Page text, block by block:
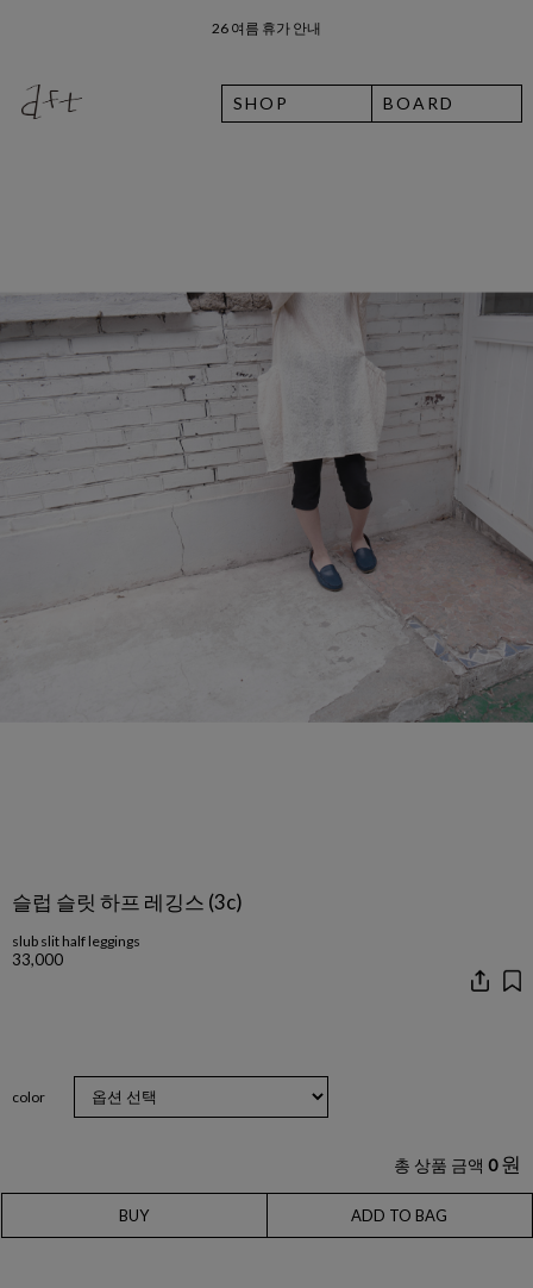
8월 7일 금요일 입고예정일 안내
SHOP BOARD
슬럽 슬릿 하프 레깅스 (3c)
slub slit half leggings
33,000
color
총 상품 금액 0 원
BUY ADD TO BAG